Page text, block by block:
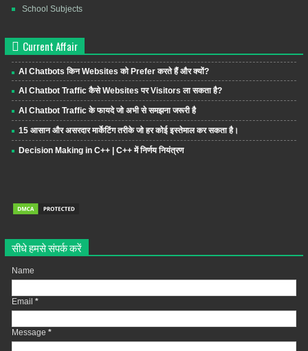
School Subjects
Current Affair
AI Chatbots किन Websites को Prefer करते हैं और क्यों?
AI Chatbot Traffic कैसे Websites पर Visitors ला सकता है?
AI Chatbot Traffic के फायदे जो अभी से समझना जरूरी है
15 आसान और असरदार मार्केटिंग तरीके जो हर कोई इस्तेमाल कर सकता है।
Decision Making in C++ | C++ में निर्णय नियंत्रण
सीधे हमसे संपर्क करें
Name
Email *
Message *